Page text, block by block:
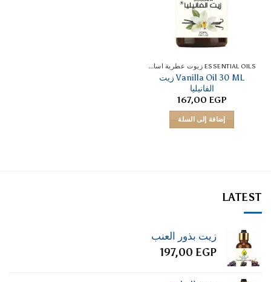
ESSENTIAL OILS زيوت عطرية اساسية
Vanilla Oil 30 ML زيت
الفانيليا
167,00 EGP
إضافة إلى السلة
LATEST
زيت بذور العنب
197,00 EGP